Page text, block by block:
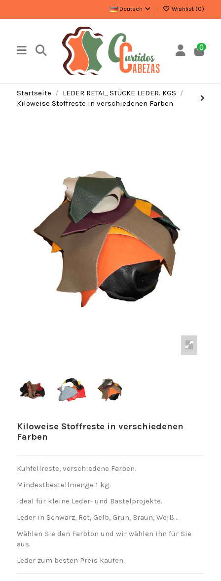
Deutsch Wishlist (0)
0
Startseite
LEDER RETAL, STÜCKE LEDER. KGS
Kiloweise Stoffreste in verschiedenen Farben
Kiloweise Stoffreste in verschiedenen
Farben
Kuhfellreste, verschiedene Farben.
Mindestbestellmenge 1 kg.
Ideal für kleine Leder- und Bastelprojekte.
Leder in Schwarz, Rot, Gelb, Grün, Braun, Weiß...
Wählen Sie den Farbton und wir wählen ihn für Sie
aus.
Leder zum besten Preis kaufen.